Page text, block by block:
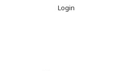
Login